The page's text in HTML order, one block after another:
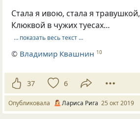
Стала я ивою, стала я травушкой,
Клюквой в чужих туесах…
… показать весь текст …
© Владимир Квашнин 10
37 6
Опубликовала Лариса Рига 25 окт 2019